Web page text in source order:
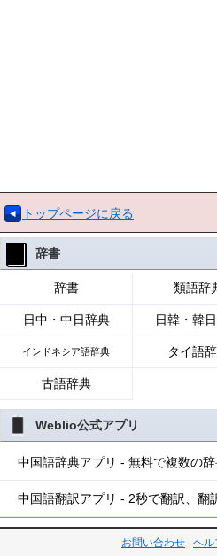
トップページに戻る
辞書
辞書 類語辞
日中・中日辞典 日韓・韓
インドネシア語辞典 タイ語
古語辞典
Weblio公式アプリ
中国語辞典アプリ - 無料で複数の
中国語翻訳アプリ - 2秒で翻訳、翻
お問い合わせ ヘル